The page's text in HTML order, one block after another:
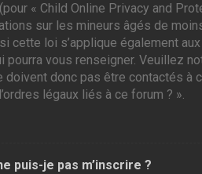
« Child Online Privacy and
sur les mineurs âgés de
cette loi s’applique également
pourra vous renseigner. Veuillez
doivent donc pas être contactés à
légaux liés à ce forum ? ».
puis-je pas m’inscrire ?